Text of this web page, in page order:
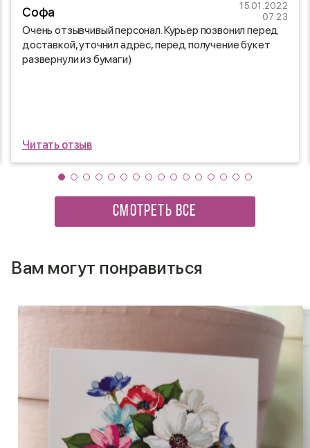
Софа
15.01.2022
07:23
Очень отзывчивый персонал. Курьер позвонил перед
доставкой, уточнил адрес, перед получение букет
развернули из бумаги)
Читать отзыв
СМОТРЕТЬ ВСЕ
Вам могут понравиться